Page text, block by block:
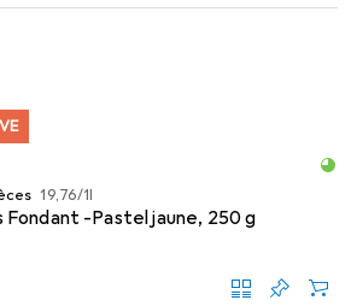
EUR
19,76/1l
Fondant -Pastel jaune, 250 g